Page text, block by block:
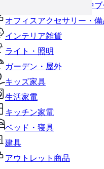
パーソナルブース・集中
オフィスアクセサリー・備
インテリア雑貨
ライト・照明
ガーデン・屋外
キッズ家具
生活家電
キッチン家電
ベッド・寝具
建具
アウトレット商品